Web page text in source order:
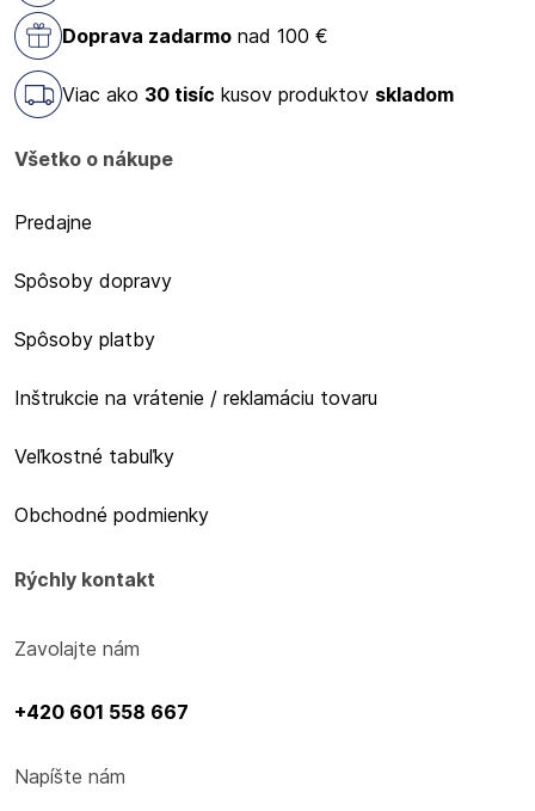
Doprava zadarmo nad 100 €
Viac ako 30 tisíc kusov produktov skladom
Všetko o nákupe
Predajne
Spôsoby dopravy
Spôsoby platby
Inštrukcie na vrátenie / reklamáciu tovaru
Veľkostné tabuľky
Obchodné podmienky
Rýchly kontakt
Zavolajte nám
+420 601 558 667
Napíšte nám